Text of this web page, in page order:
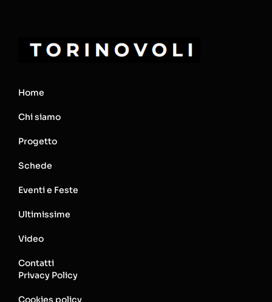
Home
Chi siamo
Progetto
Schede
Eventi e Feste
Ultimissime
Video
Contatti
Privacy Policy
Cookies policy